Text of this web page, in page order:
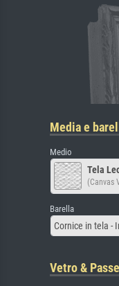
Media e
Medio
Tela
(Canvas
Barella
Cornice in tela -
Vetro &